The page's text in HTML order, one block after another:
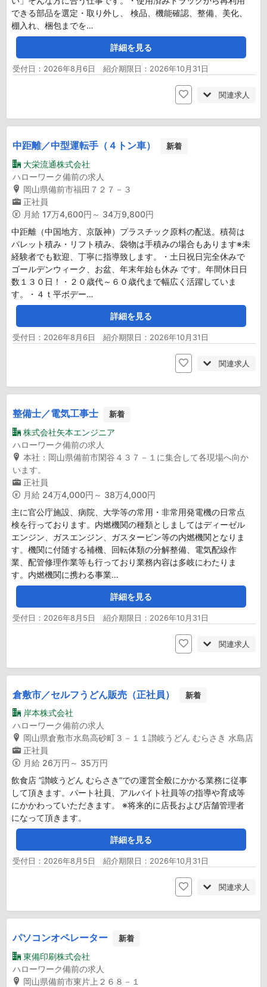
できる部品を選定・取り外し、 検品、機能確認、整備、美化、
棚入れ、梱包までを…
詳細を見る
受付日：2026年8月6日 紹介期限日：2026年10月31日
関連求人
中距離／中型運転手（４トン車） 新着
大栄流通株式会社
ハローワーク備前の求人
岡山県備前市福田７２７－３
正社員
月給 17万4,600円～ 34万9,800円
中距離（中国地方、京阪神）プラスチック原料の配送。積荷は
パレット積み・リフト積み、袋物は手積みの場合もあります※未
経験者でも歓迎、丁寧に指導致します。・土日祝日完全休みで
ゴールデンウィーク、お盆、年末年始も休み です。年間休日日
数１３０日！・２０歳代～６０歳代まで幅広く活躍していま
す。・４ｔ平ボデー…
詳細を見る
受付日：2026年8月6日 紹介期限日：2026年10月31日
関連求人
整備士／電気工事士 新着
株式会社矢本エンジニア
ハローワーク備前の求人
本社：岡山県備前市閑谷４３７－１に集合して各現場へ向か
います。
正社員
月給 24万4,000円～ 38万4,000円
主に官公庁施設、病院、大学等の常用・非常用発電機の日常点
検を行っております。内燃機関の種類としましてはディーゼル
エンジン、ガスエンジン、ガスタービン等の内燃機関となりま
す。機関に付随する補機、回転体類の分解整備、電気配線作
業、配管修理作業等も行っており業務内容は多岐にわたりま
す。内燃機関に携わる事業…
詳細を見る
受付日：2026年8月5日 紹介期限日：2026年10月31日
関連求人
倉敷市／セルフうどん販売（正社員） 新着
岸本株式会社
ハローワーク備前の求人
岡山県倉敷市水島高砂町３－１１讃岐うどん むらさき 水島店
正社員
月給 26万円～ 35万円
飲食店 ”讃岐うどん むらさき”での運営全般にかかる業務に従事
して頂きます。パート社員、アルバイト社員等の指導や育成等
にかかわっていただきます。 ※将来的に店長および店舗管理者
になって頂きます。
詳細を見る
受付日：2026年8月5日 紹介期限日：2026年10月31日
関連求人
パソコンオペレーター 新着
東備印刷株式会社
ハローワーク備前の求人
岡山県備前市東片上２６８－１